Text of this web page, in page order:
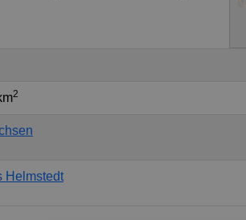
2
Helmstedt